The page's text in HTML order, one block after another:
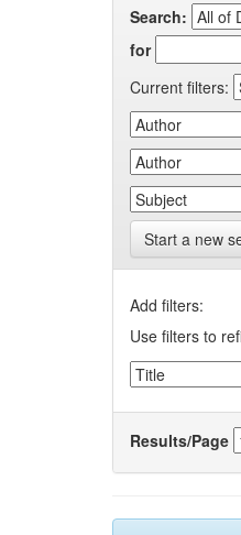
Search:
for
Current filters:
Start a new
Add filters:
Use filters to
Results/Page